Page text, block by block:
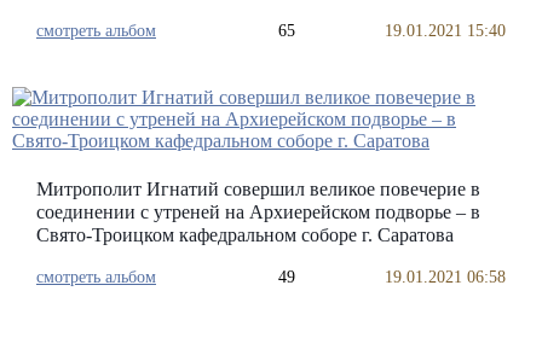
смотреть альбом 65 19.01.2021 15:40
Митрополит Игнатий совершил великое повечерие в
соединении с утреней на Архиерейском подворье – в
Свято-Троицком кафедральном соборе г. Саратова
смотреть альбом 49 19.01.2021 06:58